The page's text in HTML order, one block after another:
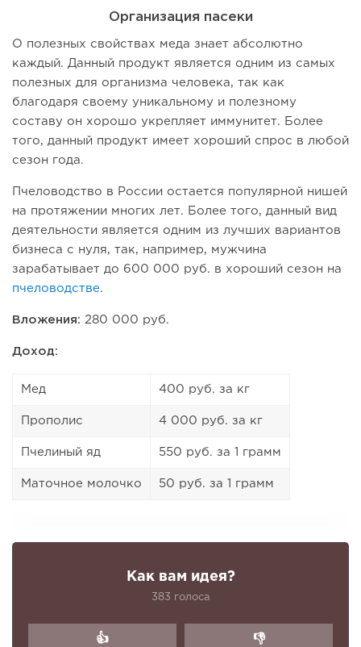
Организация пасеки
О полезных свойствах меда знает абсолютно
каждый. Данный продукт является одним из самых
полезных для организма человека, так как
благодаря своему уникальному и полезному
составу он хорошо укрепляет иммунитет. Более
того, данный продукт имеет хороший спрос в любой
сезон года.
Пчеловодство в России остается популярной нишей
на протяжении многих лет. Более того, данный вид
деятельности является одним из лучших вариантов
бизнеса с нуля, так, например, мужчина
зарабатывает до 600 000 руб. в хороший сезон на
пчеловодстве.
Вложения: 280 000 руб.
Доход:
Мед 400 руб. за кг
Прополис 4 000 руб. за кг
Пчелиный яд 550 руб. за 1 грамм
Маточное молочко 50 руб. за 1 грамм
Как вам идея?
383 голоса
👍 👎